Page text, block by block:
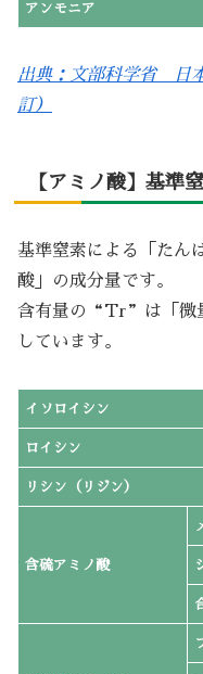
アンモニア
出典：文部科学省 日
訂）
【アミノ酸】基準
基準窒素による「たん
酸」の成分量です。
含有量の“Tr”は「微
しています。
イソロイシン
ロイシン
リシン（リジン）
含硫アミノ酸